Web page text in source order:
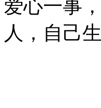
爱心一事
人，自己